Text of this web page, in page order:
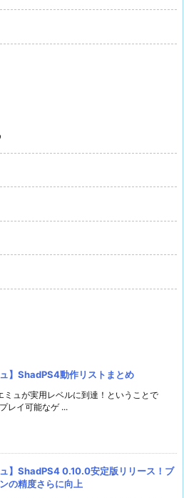
ュ】ShadPS4動作リストまとめ
ミュが実用レベルに到達！ということで
レイ可能なゲ ...
ュ】ShadPS4 0.10.0安定版リリース！ブ
の精度さらに向上